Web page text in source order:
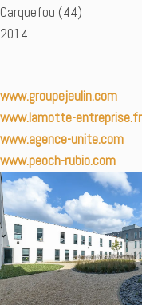
Carquefou (44)
2014
www.groupejeulin.com
www.lamotte-entreprise.fr
www.agence-unite.com
www.peoch-rubio.com